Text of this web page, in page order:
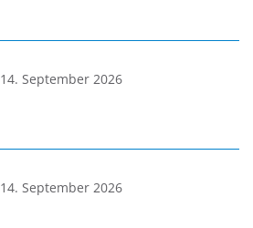
14. September 2026
14. September 2026